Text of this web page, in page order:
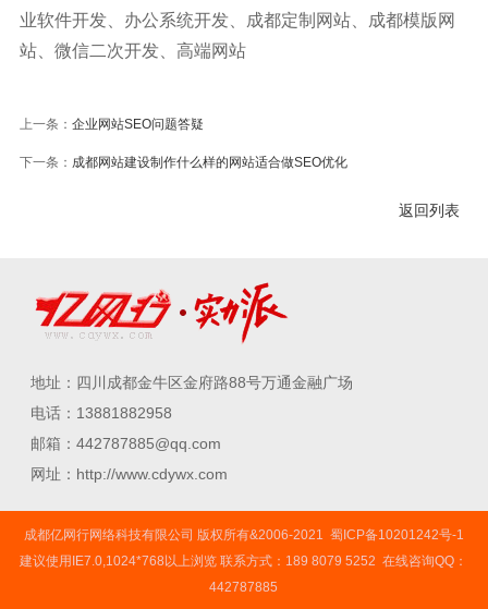
业软件开发、办公系统开发、成都定制网站、成都模版网
站、微信二次开发、高端网站
上一条： 企业网站SEO问题答疑
下一条： 成都网站建设制作什么样的网站适合做SEO优化
返回列表
地址：四川成都金牛区金府路88号万通金融广场
电话：13881882958
邮箱：442787885@qq.com
网址：http://www.cdywx.com
成都亿网行网络科技有限公司 版权所有&2006-2021 蜀ICP备10201242号-1
建议使用IE7.0,1024*768以上浏览 联系方式：189 8079 5252 在线咨询QQ：
442787885